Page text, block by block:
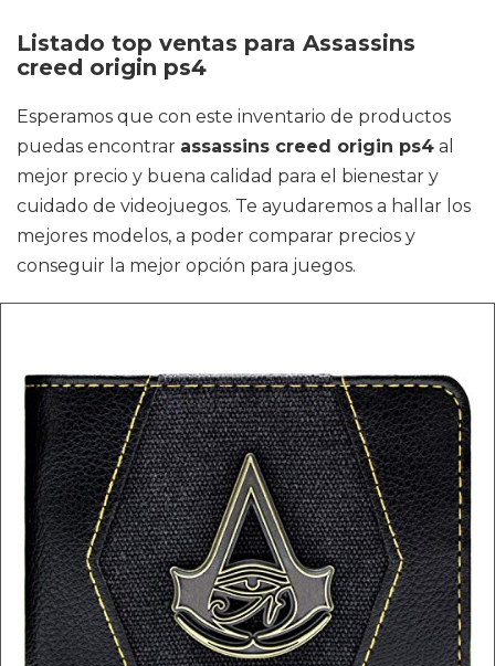
Listado top ventas para Assassins
creed origin ps4
Esperamos que con este inventario de productos
puedas encontrar assassins creed origin ps4 al
mejor precio y buena calidad para el bienestar y
cuidado de videojuegos. Te ayudaremos a hallar los
mejores modelos, a poder comparar precios y
conseguir la mejor opción para juegos.